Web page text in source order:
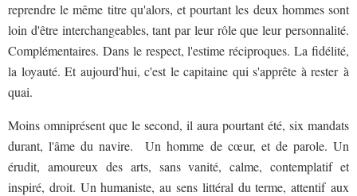
reprendre le même titre qu'alors, et pourtant les deux hommes sont
loin d'être interchangeables, tant par leur rôle que leur personnalité.
Complémentaires. Dans le respect, l'estime réciproques. La fidélité,
la loyauté. Et aujourd'hui, c'est le capitaine qui s'apprête à rester à
quai.
Moins omniprésent que le second, il aura pourtant été, six mandats
durant, l'âme du navire. Un homme de cœur, et de parole. Un
érudit, amoureux des arts, sans vanité, calme, contemplatif et
inspiré, droit. Un humaniste, au sens littéral du terme, attentif aux